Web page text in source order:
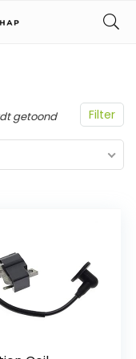
Filter
getoond